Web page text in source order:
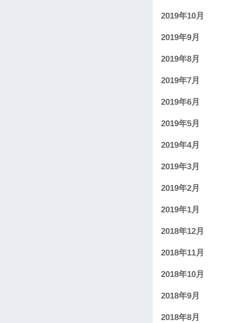
2019年10月
2019年9月
2019年8月
2019年7月
2019年6月
2019年5月
2019年4月
2019年3月
2019年2月
2019年1月
2018年12月
2018年11月
2018年10月
2018年9月
2018年8月